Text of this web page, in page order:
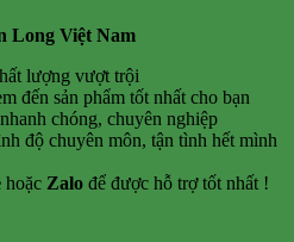
Long Việt Nam
lượng vượt trội
đến sản phẩm tốt nhất cho bạn
chóng, chuyên nghiệp
độ chuyên môn, tận tình hết mình
hoặc Zalo để được hỗ trợ tốt nhất !